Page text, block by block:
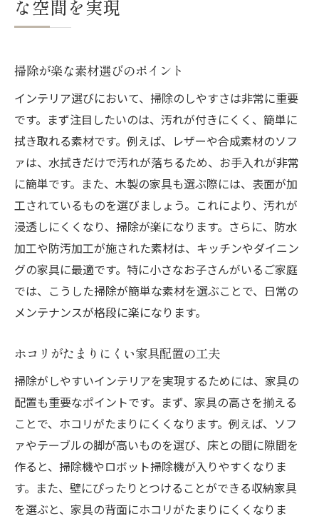
簡単に清掃できるデコレーションアイテム
オシャレと実用性を両立させたインテリア選び
スタイリッシュで掃除しやすい家具の選び
方
デザイン性と清掃性を兼ね備えた照明
機能性と美しさを両立させるラグとカーペ
ット
収納力とデザイン性を兼ね備えたシェルフ
掃除が楽なアクセントウォールの作り方
簡単に手入れできる観葉植物の選び方
スタイリッシュなインテリアで掃除が楽になる
方法
掃除が楽なシンプルデザインの家具
一体型家具で掃除の手間を減らす
照明の選び方で掃除が楽になる
掃除しやすい床材とそのメンテナンス方法
壁のデコレーションで掃除が楽になる工夫
掃除が簡単でおしゃれなインテリアアイテムの
選び方
掃除しやすいモダンな家具
な空間を実現
掃除が楽な素材選びのポイント
インテリア選びにおいて、掃除のしやすさは非常に重要
です。まず注目したいのは、汚れが付きにくく、簡単に
拭き取れる素材です。例えば、レザーや合成素材のソフ
ァは、水拭きだけで汚れが落ちるため、お手入れが非常
に簡単です。また、木製の家具も選ぶ際には、表面が加
工されているものを選びましょう。これにより、汚れが
浸透しにくくなり、掃除が楽になります。さらに、防水
加工や防汚加工が施された素材は、キッチンやダイニン
グの家具に最適です。特に小さなお子さんがいるご家庭
では、こうした掃除が簡単な素材を選ぶことで、日常の
メンテナンスが格段に楽になります。
ホコリがたまりにくい家具配置の工夫
掃除がしやすいインテリアを実現するためには、家具の
配置も重要なポイントです。まず、家具の高さを揃える
ことで、ホコリがたまりにくくなります。例えば、ソフ
ァやテーブルの脚が高いものを選び、床との間に隙間を
作ると、掃除機やロボット掃除機が入りやすくなりま
す。また、壁にぴったりとつけることができる収納家具
を選ぶと、家具の背面にホコリがたまりにくくなりま